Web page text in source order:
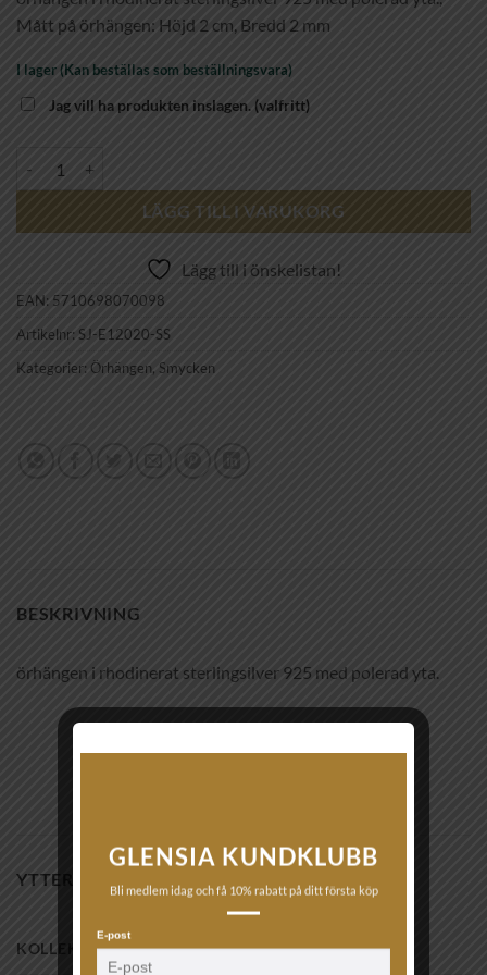
Mått på örhängen: Höjd 2 cm, Bredd 2 mm
I lager (Kan beställas som beställningsvara)
Jag vill ha produkten inslagen. (valfritt)
LÄGG TILL I VARUKORG
Lägg till i önskelistan!
EAN: 5710698070098
Artikelnr: SJ-E12020-SS
Kategorier: Örhängen, Smycken
BESKRIVNING
örhängen i rhodinerat sterlingsilver 925 med polerad yta.
YTTERLIGARE INFORMATION
KOLLEKTION TYP Silver
GLENSIA KUNDKLUBB
Bli medlem idag och få 10% rabatt på ditt första köp
E-post